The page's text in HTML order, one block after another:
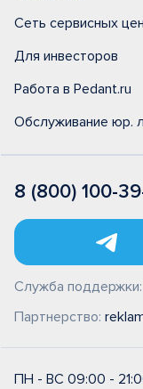
Сеть сервисных
Для инвесторов
Работа в Pedant.ru
Обслуживание юр.
8 (800) 100-
Служба поддержки:
Партнерство:
ПН - ВС 09:00 -